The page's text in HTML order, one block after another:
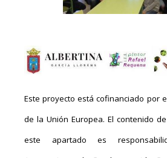
Este proyecto está cofinanciado por
de la Unión Europea. El contenido
este apartado es